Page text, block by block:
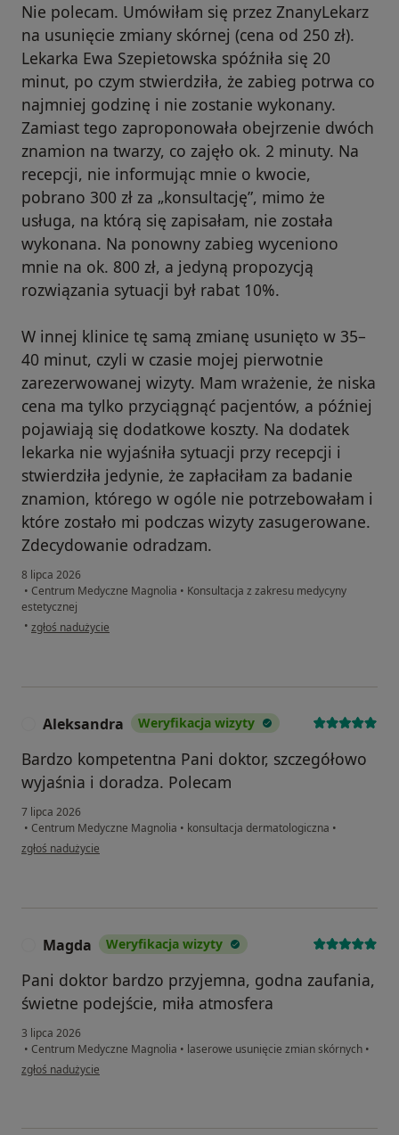
Nie polecam. Umówiłam się przez ZnanyLekarz
na usunięcie zmiany skórnej (cena od 250 zł).
Lekarka Ewa Szepietowska spóźniła się 20
minut, po czym stwierdziła, że zabieg potrwa co
najmniej godzinę i nie zostanie wykonany.
Zamiast tego zaproponowała obejrzenie dwóch
znamion na twarzy, co zajęło ok. 2 minuty. Na
recepcji, nie informując mnie o kwocie,
pobrano 300 zł za „konsultację”, mimo że
usługa, na którą się zapisałam, nie została
wykonana. Na ponowny zabieg wyceniono
mnie na ok. 800 zł, a jedyną propozycją
rozwiązania sytuacji był rabat 10%.
W innej klinice tę samą zmianę usunięto w 35–
40 minut, czyli w czasie mojej pierwotnie
zarezerwowanej wizyty. Mam wrażenie, że niska
cena ma tylko przyciągnąć pacjentów, a później
pojawiają się dodatkowe koszty. Na dodatek
lekarka nie wyjaśniła sytuacji przy recepcji i
stwierdziła jedynie, że zapłaciłam za badanie
znamion, którego w ogóle nie potrzebowałam i
które zostało mi podczas wizyty zasugerowane.
Zdecydowanie odradzam.
8 lipca 2026
• Centrum Medyczne Magnolia • Konsultacja z zakresu medycyny
estetycznej
• w opinii użytkownika Daria Konior
zgłoś nadużycie
Aleksandra Weryfikacja wizyty
Bardzo kompetentna Pani doktor, szczegółowo
wyjaśnia i doradza. Polecam
7 lipca 2026
• Centrum Medyczne Magnolia • konsultacja dermatologiczna •
w opinii użytkownika Aleksandra
zgłoś nadużycie
Magda Weryfikacja wizyty
Pani doktor bardzo przyjemna, godna zaufania,
świetne podejście, miła atmosfera
3 lipca 2026
• Centrum Medyczne Magnolia • laserowe usunięcie zmian skórnych •
w opinii użytkownika Magda
zgłoś nadużycie